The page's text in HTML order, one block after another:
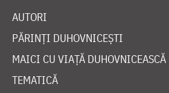
AUTORI
PĂRINȚI DUHOVNICEȘTI
MAICI CU VIAȚĂ DUHOVNICEASCĂ
TEMATICĂ